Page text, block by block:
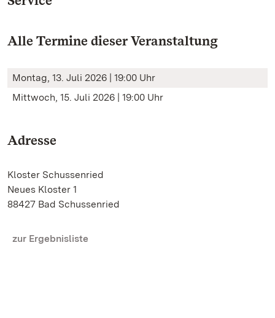
Alle Termine dieser Veranstaltung
Montag, 13. Juli 2026 | 19:00 Uhr
Mittwoch, 15. Juli 2026 | 19:00 Uhr
Adresse
Kloster Schussenried
Neues Kloster 1
88427 Bad Schussenried
zur Ergebnisliste